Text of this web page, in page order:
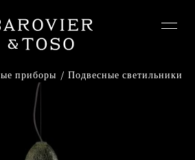
приборы Подвесные светильники
ВОЙТИ